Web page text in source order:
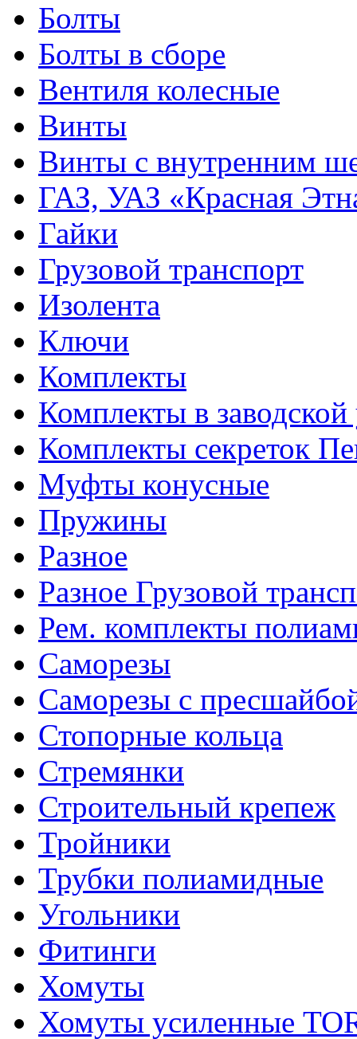
Болты
Болты в сборе
Вентиля колесные
Винты
Винты с внутренним
ГАЗ, УАЗ «Красная
Гайки
Грузовой транспорт
Изолента
Ключи
Комплекты
Комплекты в заводской
Комплекты секреток
Муфты конусные
Пружины
Разное
Разное Грузовой
Рем. комплекты
Саморезы
Саморезы с
Стопорные кольца
Стремянки
Строительный крепеж
Тройники
Трубки полиамидные
Угольники
Фитинги
Хомуты
Хомуты усиленные